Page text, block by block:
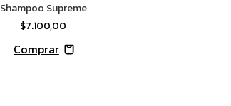
Shampoo Supreme
$7.100,00